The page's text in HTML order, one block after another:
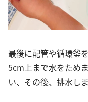
最後に配管や循環釜
5cm上まで水をため
い、その後、排水しま